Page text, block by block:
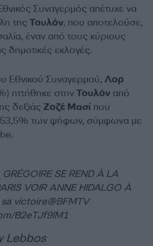
Συναγερμός απέτυχε να
της Τουλόν, που αποτελούσε,
έναν από τους κύριους
δημοτικές εκλογές.
Εθνικού Συναγερμού, Λορ
ηττήθηκε στην Τουλόν από
δεξιάς Ζοζέ Μασί που
53,5% των ψήφων, σύμφωνα με
SE REND À LA
VOIR ANNE HIDALGO À
sa victoire@BFMTV
B2eTJf9lM1
Lebbos